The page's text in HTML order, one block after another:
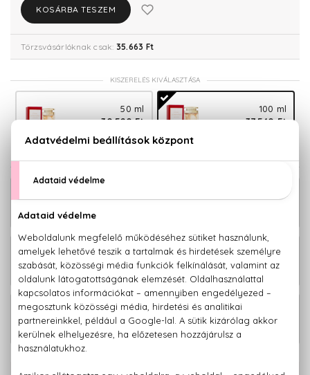
KOSÁRBA TESZEM
Törzsvásárlóknak csak: 35.663 Ft
KISZERELÉS KIVÁLASZTÁSA
50 ml
30.520 Ft
100 ml
37.540 Ft
La Panthére Klasszikus Eau De Parfum
23.090 Ft -
La Panthére Klasszikus Eau De Toilette
23.970 Ft -
tól
La Panthére Parfum
30.080 Ft -
tól